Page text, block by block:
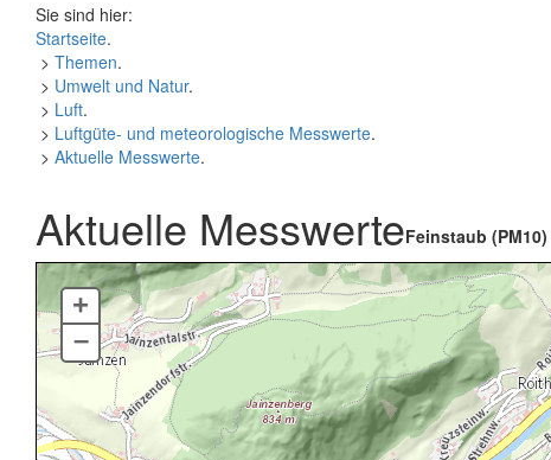
Sie sind hier:
Startseite.
> Themen.
> Umwelt und Natur.
> Luft.
> Luftgüte- und meteorologische Messwerte.
> Aktuelle Messwerte.
Aktuelle MesswerteFeinstaub (PM10)
+
–